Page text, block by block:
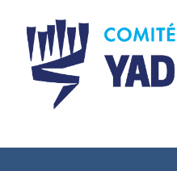
content